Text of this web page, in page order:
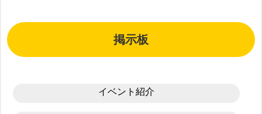
掲示板
イベント紹介